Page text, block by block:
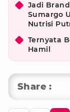
Jadi
Sumargo
Nutrisi
Ternyata
Hamil
Share :